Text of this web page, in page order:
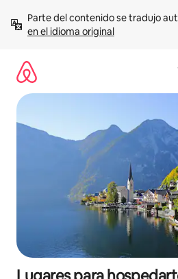
contenido
Parte del contenido se tradujo
en el idioma original